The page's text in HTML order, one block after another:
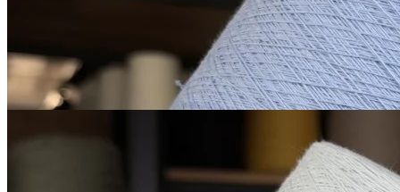
Микропайетки на
хлопке